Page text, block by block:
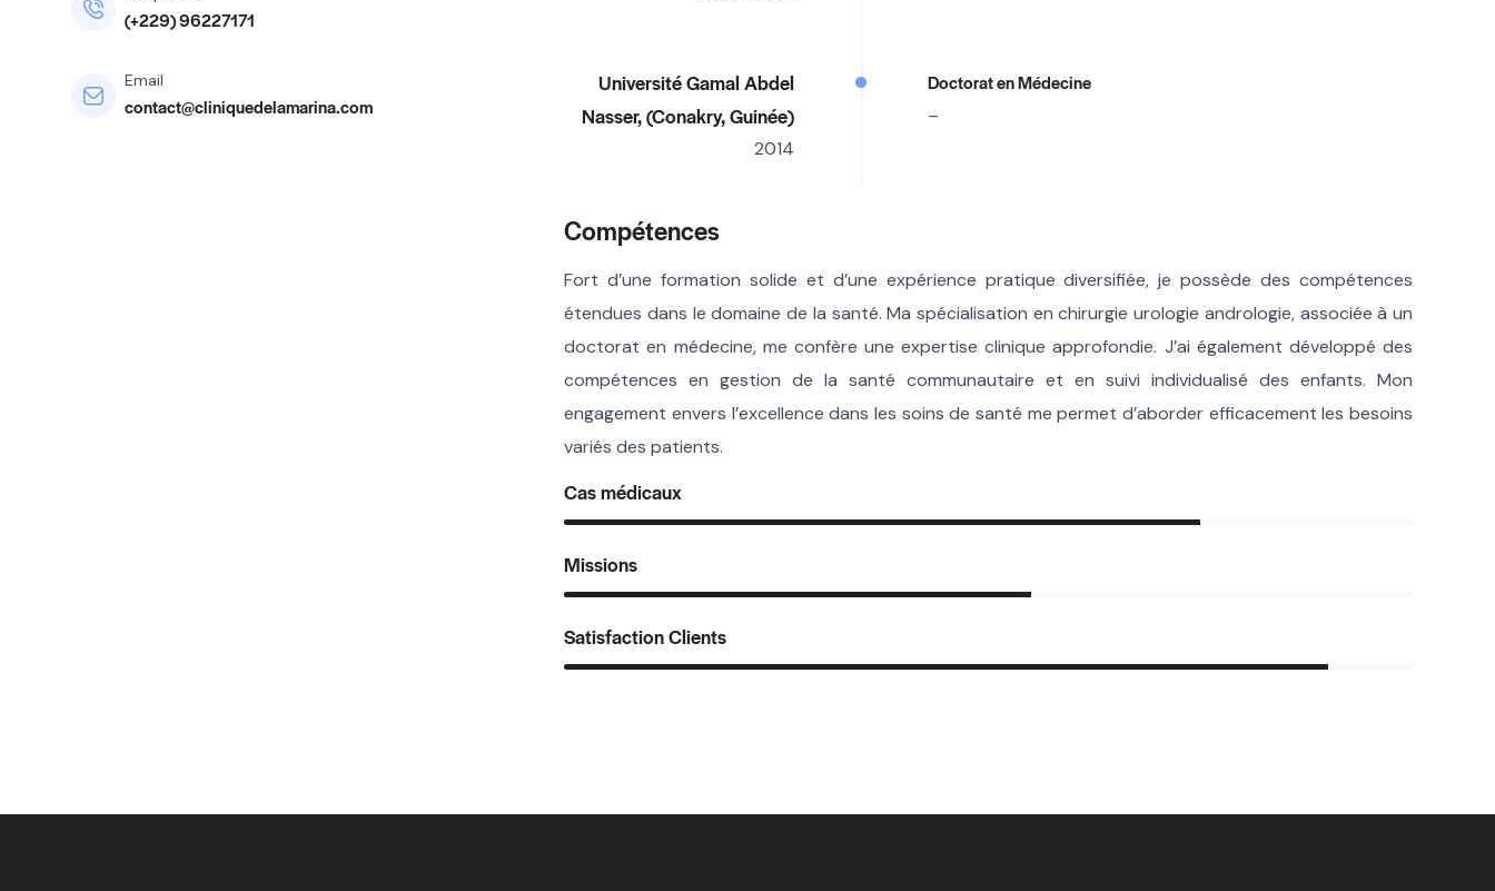
(+229) 96227171
Email
contact@cliniquedelamarina.com
Université Gamal Abdel
Nasser, (Conakry, Guinée)
2014
Doctorat en Médecine
–
Compétences
Fort d’une formation solide et d’une expérience pratique diversifiée, je possède des compétences
étendues dans le domaine de la santé. Ma spécialisation en chirurgie urologie andrologie, associée à un
doctorat en médecine, me confère une expertise clinique approfondie. J’ai également développé des
compétences en gestion de la santé communautaire et en suivi individualisé des enfants. Mon
engagement envers l’excellence dans les soins de santé me permet d’aborder efficacement les besoins
variés des patients.
Cas médicaux
Missions
Satisfaction Clients